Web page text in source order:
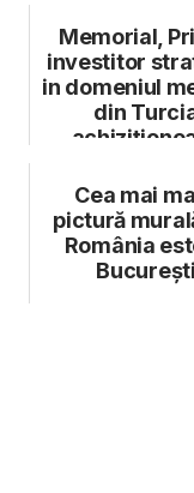
Memorial,
investitor
in domeniul
din
Cea mai
pictură
România
București